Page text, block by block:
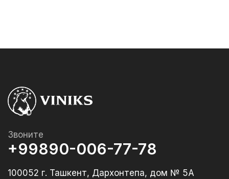
Звоните
+99890-006-77-78
100052 г. Ташкент, Дархонтепа, дом № 5А